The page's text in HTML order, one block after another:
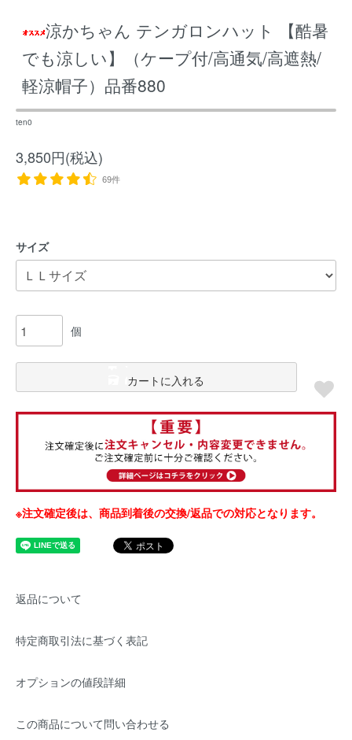
涼かちゃん テンガロンハット 【酷暑
でも涼しい】（ケープ付/高通気/高遮熱/
軽涼帽子）品番880
ten0
3,850円(税込)
69件
サイズ
個
カートに入れる
※注文確定後は、商品到着後の交換/返品での対応となります。
返品について
特定商取引法に基づく表記
オプションの値段詳細
この商品について問い合わせる